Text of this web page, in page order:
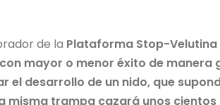
de la Plataforma Stop-Velutina
mayor o menor éxito de manera
el desarrollo de un nido, que
misma trampa cazará unos